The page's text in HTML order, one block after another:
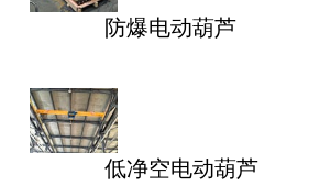
防爆电动葫芦
低净空电动葫芦